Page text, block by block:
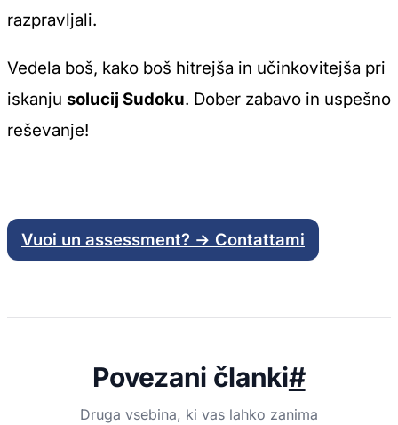
razpravljali.
Vedela boš, kako boš hitrejša in učinkovitejša pri
iskanju solucij Sudoku. Dober zabavo in uspešno
reševanje!
Vuoi un assessment? → Contattami
Povezani članki#
Druga vsebina, ki vas lahko zanima